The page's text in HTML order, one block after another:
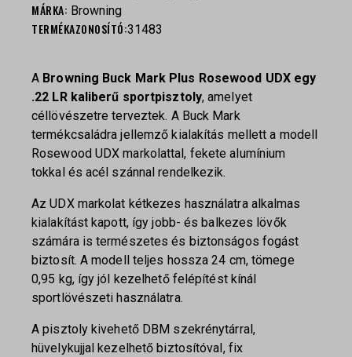
MÁRKA: Browning
TERMÉKAZONOSÍTÓ:31483
A Browning Buck Mark Plus Rosewood UDX egy
.22 LR kaliberű sportpisztoly, amelyet
céllövészetre terveztek. A Buck Mark
termékcsaládra jellemző kialakítás mellett a modell
Rosewood UDX markolattal, fekete alumínium
tokkal és acél szánnal rendelkezik.
Az UDX markolat kétkezes használatra alkalmas
kialakítást kapott, így jobb- és balkezes lövők
számára is természetes és biztonságos fogást
biztosít. A modell teljes hossza 24 cm, tömege
0,95 kg, így jól kezelhető felépítést kínál
sportlövészeti használatra.
A pisztoly kivehető DBM szekrénytárral,
hüvelykujjal kezelhető biztosítóval, fix